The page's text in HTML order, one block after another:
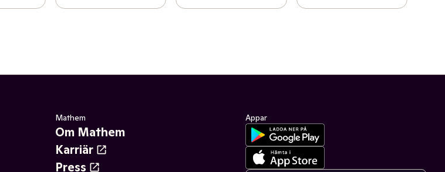
Mathem
Om Mathem
Karriär
Press
Appar